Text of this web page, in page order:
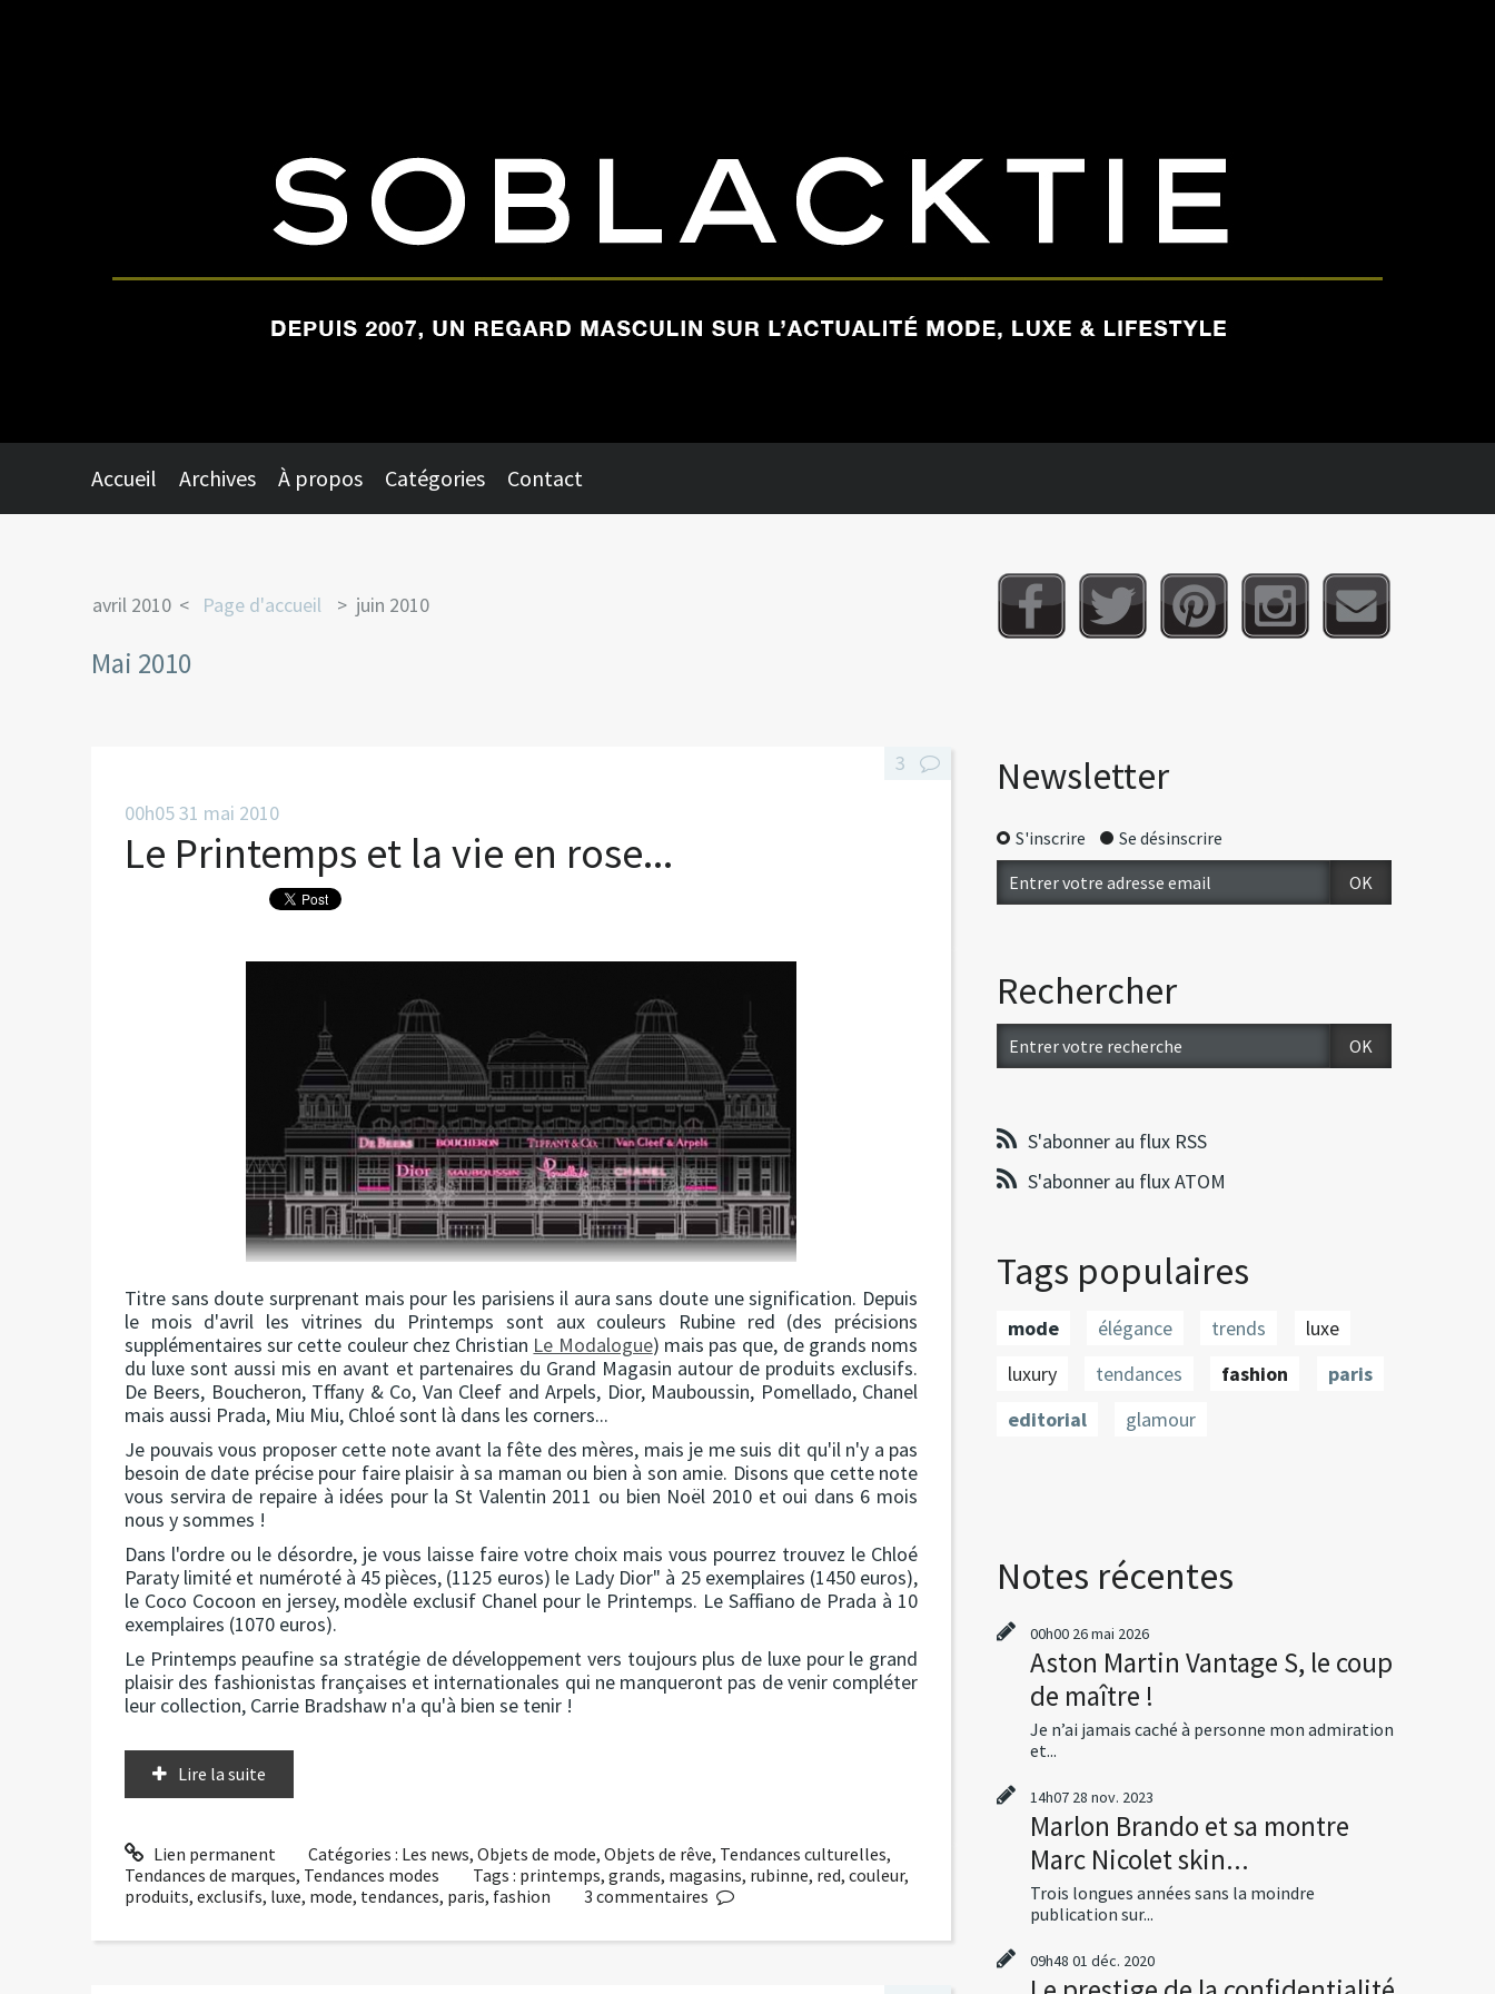
Accueil Archives À propos Catégories Contact
avril 2010 Page d'accueil juin 2010
Mai 2010
00h0531 mai 2010
Le Printemps et la vie en rose...
Titre sans doute surprenant mais pour les parisiens il aura sans doute une signification. Depuis
le mois d'avril les vitrines du Printemps sont aux couleurs Rubine red (des précisions
supplémentaires sur cette couleur chez Christian Le Modalogue) mais pas que, de grands noms
du luxe sont aussi mis en avant et partenaires du Grand Magasin autour de produits exclusifs.
De Beers, Boucheron, Tffany & Co, Van Cleef and Arpels, Dior, Mauboussin, Pomellado, Chanel
mais aussi Prada, Miu Miu, Chloé sont là dans les corners...
Je pouvais vous proposer cette note avant la fête des mères, mais je me suis dit qu'il n'y a pas
besoin de date précise pour faire plaisir à sa maman ou bien à son amie. Disons que cette note
vous servira de repaire à idées pour la St Valentin 2011 ou bien Noël 2010 et oui dans 6 mois
nous y sommes !
Dans l'ordre ou le désordre, je vous laisse faire votre choix mais vous pourrez trouvez le Chloé
Paraty limité et numéroté à 45 pièces, (1125 euros) le Lady Dior" à 25 exemplaires (1450 euros),
le Coco Cocoon en jersey, modèle exclusif Chanel pour le Printemps. Le Saffiano de Prada à 10
exemplaires (1070 euros).
Le Printemps peaufine sa stratégie de développement vers toujours plus de luxe pour le grand
plaisir des fashionistas françaises et internationales qui ne manqueront pas de venir compléter
leur collection, Carrie Bradshaw n'a qu'à bien se tenir !
Lire la suite
Lien permanent Catégories : Les news,Objets de mode,Objets de rêve, Tendances culturelles,
Tendances de marques, Tendances modes Tags : printemps, grands, magasins, rubinne, red, couleur,
produits, exclusifs, luxe, mode, tendances, paris, fashion
3
3 commentaires
Newsletter
S'inscrire Se désinscrire
Rechercher
S'abonner au flux RSS
S'abonner au flux ATOM
Tags populaires
mode élégance trends
luxe
luxury
tendances fashion
paris
editorial
glamour
Notes récentes
00h00 26mai 2026
Aston Martin Vantage S, le coup
de maître !
Je n’ai jamais caché à personne mon admiration
et...
14h07 28 nov. 2023
Marlon Brando et sa montre
Marc Nicolet skin...
Trois longues années sans la moindre
publication sur...
09h48 01 déc. 2020